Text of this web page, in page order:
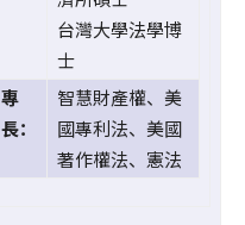
台灣大學法學博
士
專
長：
智慧財產權、美
國專利法、美國
著作權法、憲法